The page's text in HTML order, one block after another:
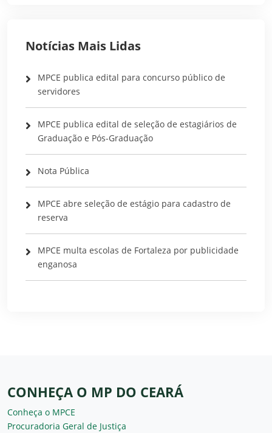
Notícias Mais Lidas
MPCE publica edital para concurso público de
servidores
MPCE publica edital de seleção de estagiários de
Graduação e Pós-Graduação
Nota Pública
MPCE abre seleção de estágio para cadastro de
reserva
MPCE multa escolas de Fortaleza por publicidade
enganosa
CONHEÇA O MP DO CEARÁ
Conheça o MPCE
Procuradoria Geral de Justiça